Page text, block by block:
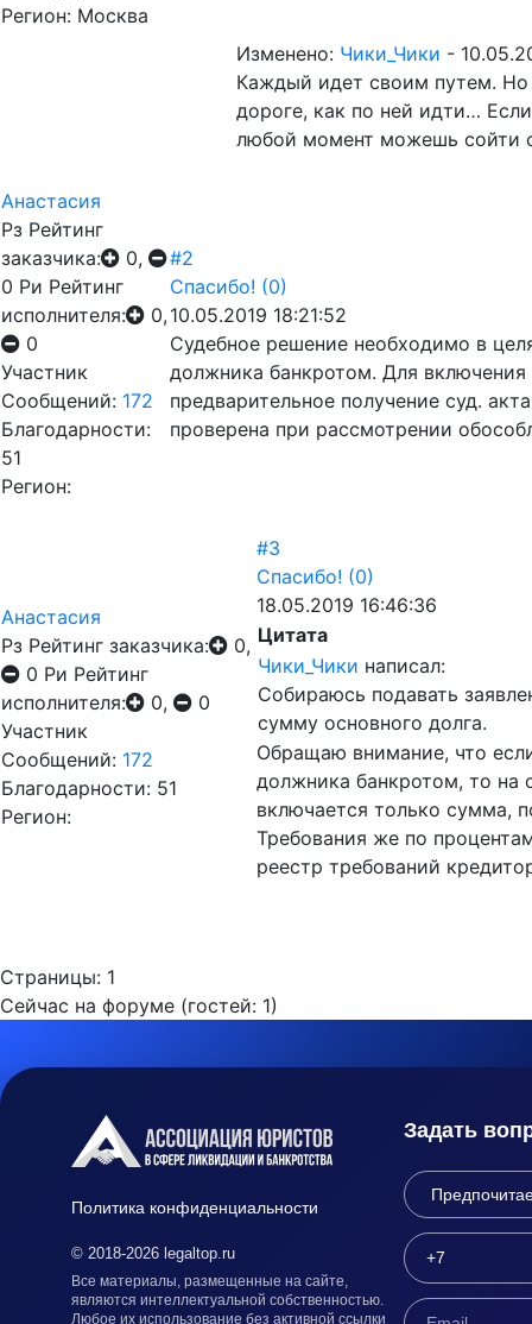
Регион: Москва
Изменено: Чики_Чики -
Каждый идет своим путем. Но
дороге, как по ней идти…
любой момент можешь сойти
Анастасия
Рз Рейтинг
заказчика:
0,
0 Ри Рейтинг
исполнителя:
0,
0
Участник
Сообщений: 172
Благодарности:
51
Регион:
#2
Спасибо! (0)
10.05.2019 18:21:52
Судебное решение необходимо в
должника банкротом. Для
предварительное получение суд.
проверена при рассмотрении
Анастасия
Рз Рейтинг заказчика:
0,
0 Ри Рейтинг
исполнителя:
0,
0
Участник
Сообщений: 172
Благодарности: 51
Регион:
#3
Спасибо! (0)
18.05.2019 16:46:36
Цитата
Чики_Чики написал:
Собираюсь подавать
сумму основного долга.
Обращаю внимание, что
должника банкротом, то на
включается только сумма,
Требования же по
реестр требований
Страницы: 1
Сейчас на форуме (гостей: 1)
Политика конфиденциальности
© 2018-2026 legaltop.ru
Все материалы, размещенные на сайте,
являются интеллектуальной собственностью.
Любое их использование без активной ссылки
Задать